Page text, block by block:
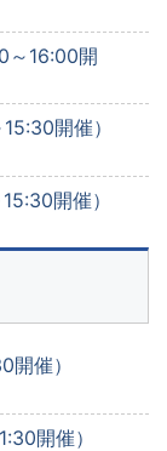
～16:00開
開催）
開催）
催）
開催）